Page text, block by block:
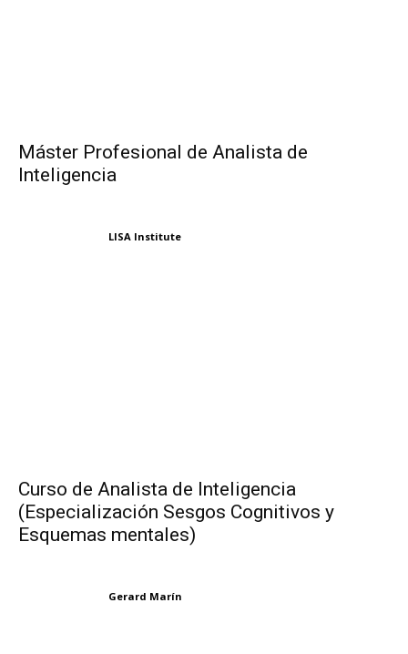
Máster Profesional de Analista de
Inteligencia
LISA Institute
Curso de Analista de Inteligencia
(Especialización Sesgos Cognitivos y
Esquemas mentales)
Gerard Marín